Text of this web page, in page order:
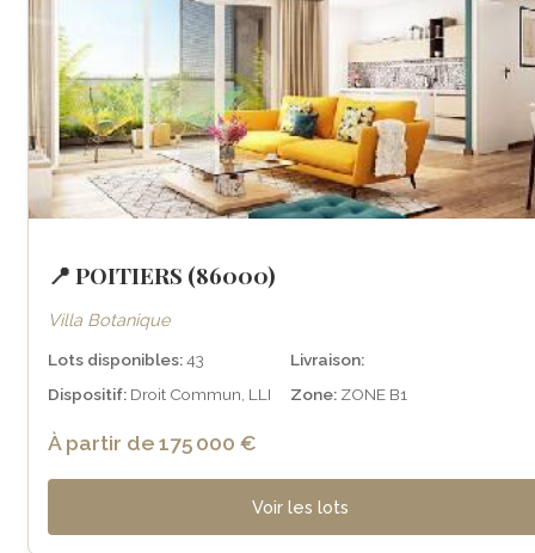
📍 POITIERS (86000)
Villa Botanique
Lots disponibles:43
Livraison:
Dispositif: Droit Commun, LLI Zone: ZONE B1
À partir de 175 000 €
Voir les lots